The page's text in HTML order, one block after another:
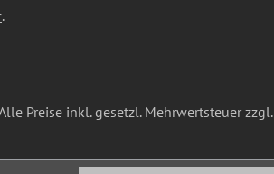
.
Preise inkl. gesetzl. Mehrwertsteuer zzgl.